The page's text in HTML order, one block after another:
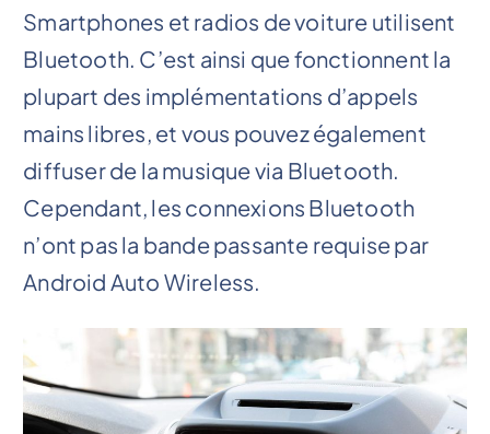
Smartphones et radios de voiture utilisent
Bluetooth. C’est ainsi que fonctionnent la
plupart des implémentations d’appels
mains libres, et vous pouvez également
diffuser de la musique via Bluetooth.
Cependant, les connexions Bluetooth
n’ont pas la bande passante requise par
Android Auto Wireless.